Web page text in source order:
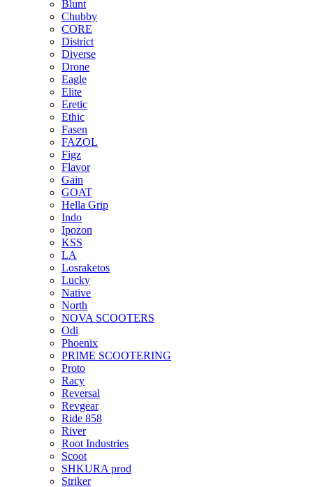
Blunt
Chubby
CORE
District
Diverse
Drone
Eagle
Elite
Eretic
Ethic
Fasen
FAZOL
Figz
Flavor
Gain
GOAT
Hella Grip
Indo
Ipozon
KSS
LA
Losraketos
Lucky
Native
North
NOVA SCOOTERS
Odi
Phoenix
PRIME SCOOTERING
Proto
Racy
Reversal
Revgear
Ride 858
River
Root Industries
Scoot
SHKURA рrоd
Striker